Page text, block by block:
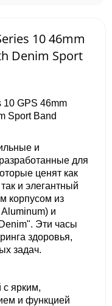
10 46mm
Denim Sport
GPS 46mm
Sport Band
и
для
ценят как
и элегантный
корпусом из
и
Эти часы
здоровья,
задач.
ярким,
и функцией